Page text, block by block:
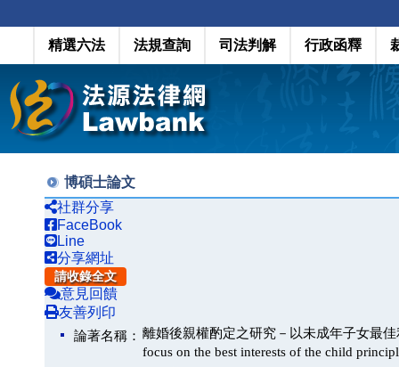
精選六法 法規查詢 司法判解 行政函釋
博碩士論文
社群分享
FaceBook
Line
分享網址
請收錄全文
意見回饋
友善列印
論著名稱： 離婚後親權酌定之研究－以未成年子女最
focus on the best interests of the child